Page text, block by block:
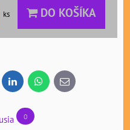
ks DO KOŠÍKA
LinkedInWhatsApp
E-
mail
0